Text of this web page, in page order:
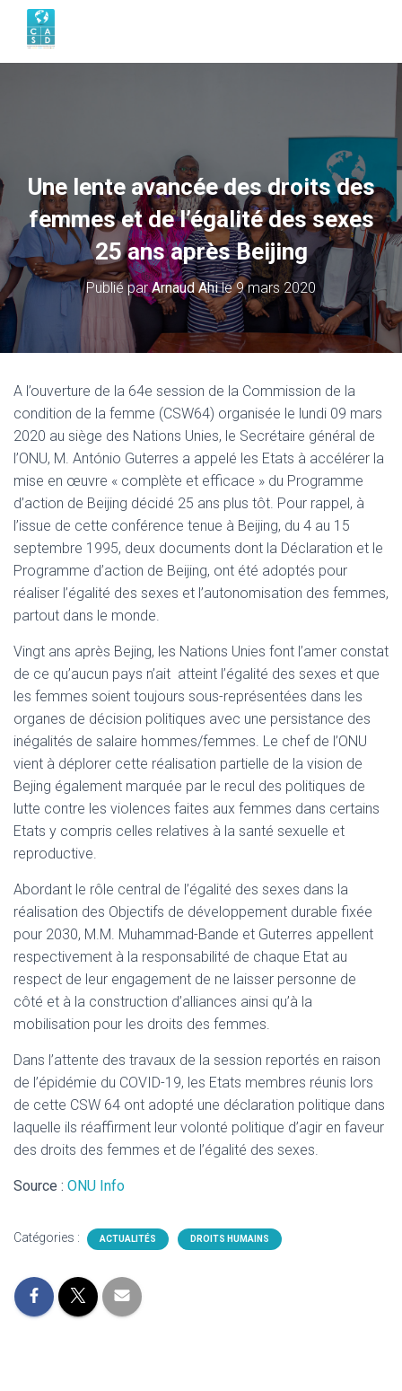
Une lente avancée des droits des
femmes et de l’égalité des sexes
25 ans après Beijing
Publié parArnaud Ahile9 mars 2020
A l’ouverture de la 64e session de la Commission de la
condition de la femme (CSW64) organisée le lundi 09 mars
2020 au siège des Nations Unies, le Secrétaire général de
l’ONU, M. António Guterres a appelé les Etats à accélérer la
mise en œuvre « complète et efficace » du Programme
d’action de Beijing décidé 25 ans plus tôt. Pour rappel, à
l’issue de cette conférence tenue à Beijing, du 4 au 15
septembre 1995, deux documents dont la Déclaration et le
Programme d’action de Beijing, ont été adoptés pour
réaliser l’égalité des sexes et l’autonomisation des femmes,
partout dans le monde.
Vingt ans après Bejing, les Nations Unies font l’amer constat
de ce qu’aucun pays n’ait atteint l’égalité des sexes et que
les femmes soient toujours sous-représentées dans les
organes de décision politiques avec une persistance des
inégalités de salaire hommes/femmes. Le chef de l’ONU
vient à déplorer cette réalisation partielle de la vision de
Bejing également marquée par le recul des politiques de
lutte contre les violences faites aux femmes dans certains
Etats y compris celles relatives à la santé sexuelle et
reproductive.
Abordant le rôle central de l’égalité des sexes dans la
réalisation des Objectifs de développement durable fixée
pour 2030, M.M. Muhammad-Bande et Guterres appellent
respectivement à la responsabilité de chaque Etat au
respect de leur engagement de ne laisser personne de
côté et à la construction d’alliances ainsi qu’à la
mobilisation pour les droits des femmes.
Dans l’attente des travaux de la session reportés en raison
de l’épidémie du COVID-19, les Etats membres réunis lors
de cette CSW 64 ont adopté une déclaration politique dans
laquelle ils réaffirment leur volonté politique d’agir en faveur
des droits des femmes et de l’égalité des sexes.
Source : ONU Info
Catégories : ACTUALITÉS DROITS HUMAINS